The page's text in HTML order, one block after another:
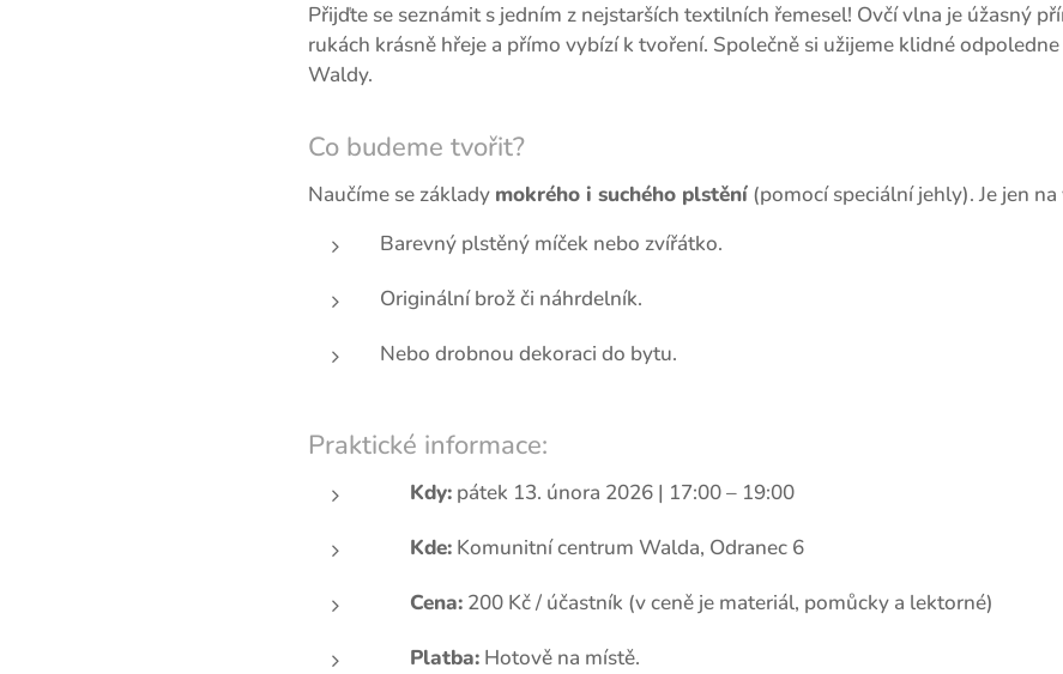
Přijďte se seznámit s jedním z nejstarších textilních řemesel! Ovčí vlna je úžasný
rukách krásně hřeje a přímo vybízí k tvoření. Společně si užijeme klidné
Waldy.
Co budeme tvořit?
Naučíme se základy mokrého i suchého plstění (pomocí speciální jehly). Je jen
Barevný plstěný míček nebo zvířátko.
Originální brož či náhrdelník.
Nebo drobnou dekoraci do bytu.
Praktické informace:
Kdy: pátek 13. února 2026 | 17:00 – 19:00
Kde: Komunitní centrum Walda, Odranec 6
Cena: 200 Kč / účastník (v ceně je materiál, pomůcky a lektorné)
Platba: Hotově na místě.